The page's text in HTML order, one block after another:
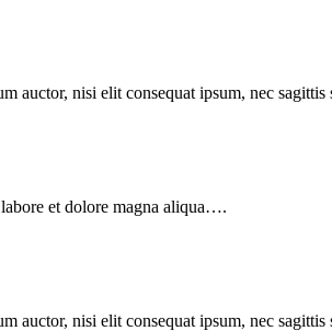
auctor, nisi elit consequat ipsum, nec sagittis
et dolore magna aliqua….
auctor, nisi elit consequat ipsum, nec sagittis